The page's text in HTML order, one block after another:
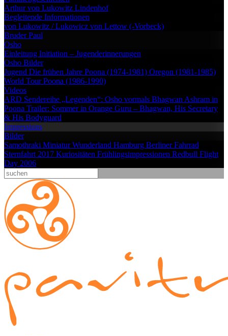
Arthur von Lukowitz Lindenhof
Begleitende Informationen
von Lukowitz / Lukowicz von Lettow (-Vorbeck)
Bruder Paul
Osho
Einleitung Initiation – Jugenderinnerungen
Osho Bilder
Jugend Die frühen Jahre Poona (1974-1981) Oregon (1981-1985)
World TourPoona (1986-1990)
Videos
ARD Sendereihe „Legenden“: Osho vormals Bhagwan Ashram in
Poona Trailer: Sommer in Orange Guru – Bhagwan, His Secretary
& His Bodyguard
Impressions
Bilder
Samothraki Miniatur Wunderland Hamburg Berliner Fahrrad
Sternfahrt 2017 Kuriositäten Frühlingsimpressionen Redbull Flight
Day 2006